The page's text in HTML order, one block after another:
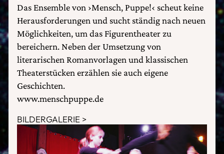
Das Ensemble von ›Mensch, Puppe!‹ scheut keine
Herausforderungen und sucht ständig nach neuen
Möglichkeiten, um das Figurentheater zu
bereichern. Neben der Umsetzung von
literarischen Romanvorlagen und klassischen
Theaterstücken erzählen sie auch eigene
Geschichten.
www.menschpuppe.de
BILDERGALERIE